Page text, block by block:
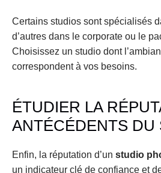
Certains studios sont spécialisés
d’autres dans le corporate ou le
Choisissez un studio dont
correspondent à vos besoins.
ÉTUDIER LA
ANTÉCÉDENTS DU
Enfin, la réputation d’un studio
un indicateur clé de confiance et